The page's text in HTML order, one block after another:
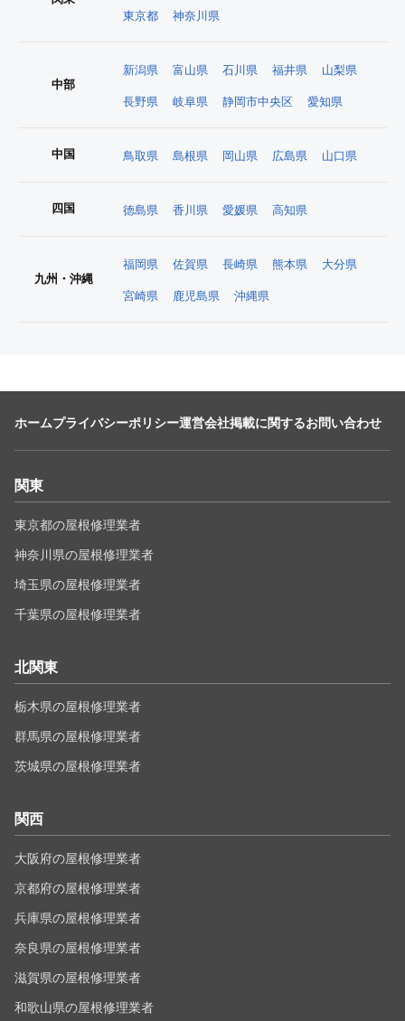
東京都
神奈川県
中部
新潟県 富山県 石川県 福井県 山梨県
長野県 岐阜県 静岡市中央区 愛知県
中国 鳥取県 島根県 岡山県 広島県 山口県
四国 徳島県 香川県 愛媛県 高知県
九州・沖縄
福岡県 佐賀県 長崎県 熊本県 大分県
宮崎県 鹿児島県 沖縄県
ホームプライバシーポリシー運営会社掲載に関するお問い合わせ
関東
東京都の屋根修理業者
神奈川県の屋根修理業者
埼玉県の屋根修理業者
千葉県の屋根修理業者
北関東
栃木県の屋根修理業者
群馬県の屋根修理業者
茨城県の屋根修理業者
関西
大阪府の屋根修理業者
京都府の屋根修理業者
兵庫県の屋根修理業者
奈良県の屋根修理業者
滋賀県の屋根修理業者
和歌山県の屋根修理業者